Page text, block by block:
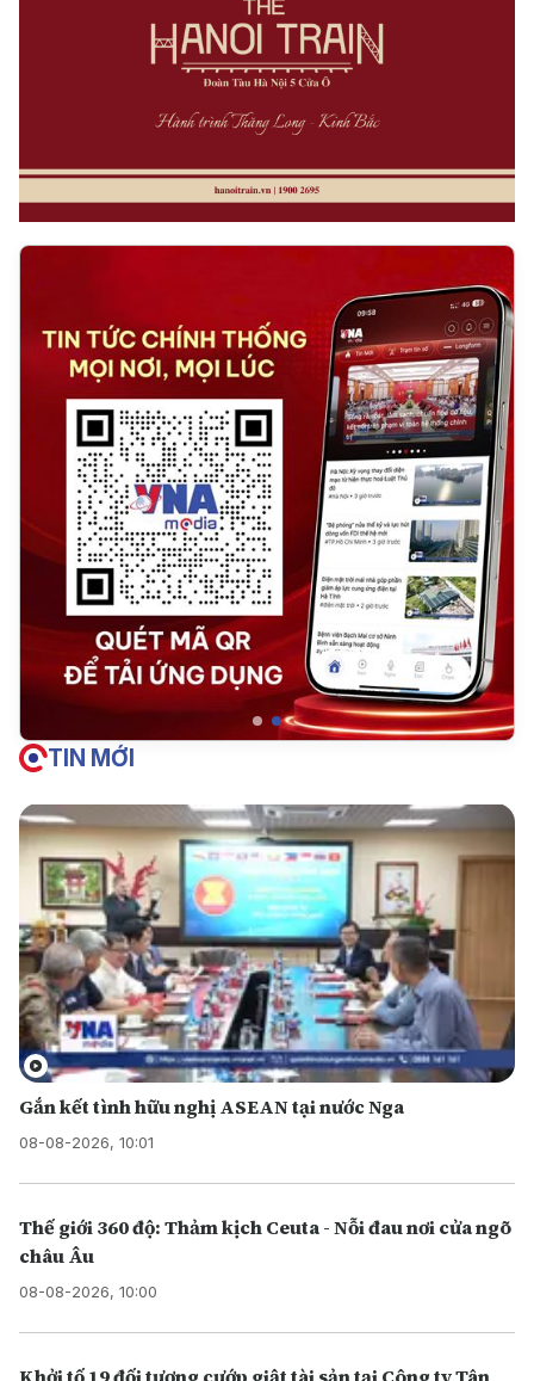
TIN MỚI
Gắn kết tình hữu nghị ASEAN tại nước Nga
08-08-2026, 10:01
Thế giới 360 độ: Thảm kịch Ceuta - Nỗi đau nơi cửa ngõ
châu Âu
08-08-2026, 10:00